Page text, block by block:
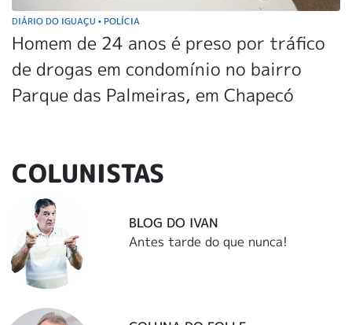
DIÁRIO DO IGUAÇU • POLÍCIA
Homem de 24 anos é preso por tráfico
de drogas em condomínio no bairro
Parque das Palmeiras, em Chapecó
COLUNISTAS
BLOG DO IVAN
Antes tarde do que nunca!